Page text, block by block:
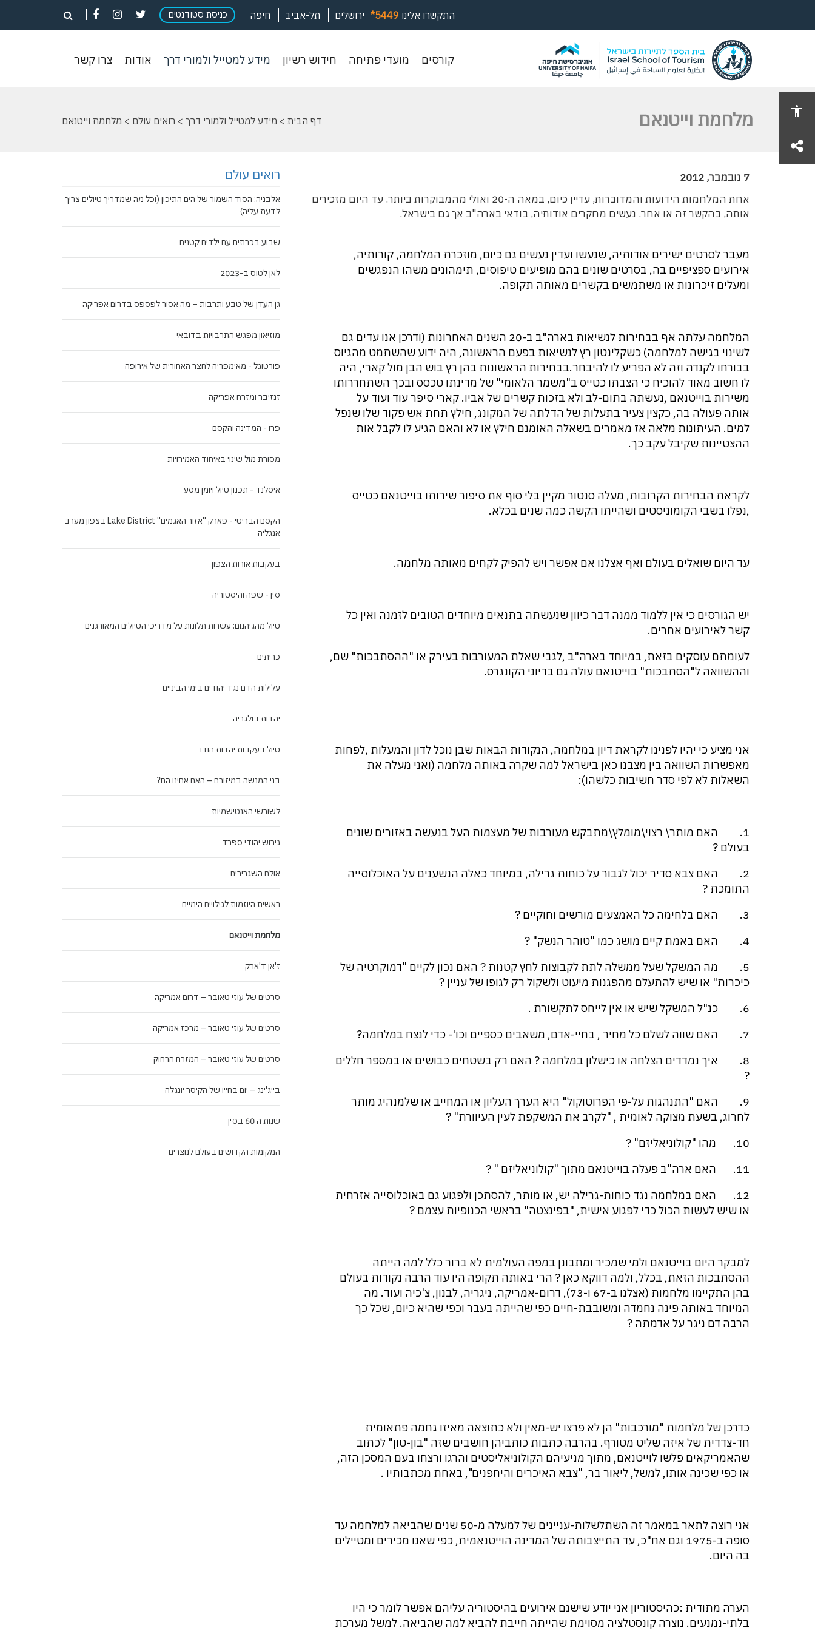
share
פתח
חיפוש
כניסת סטודנטים פתחפתח
חיפוש
פתח
חיפוש
ירושלים תל-אביב חיפה התקשרו אלינו *5449
קורסים קורסים
מועדי פתיחה מועדי
חידוש רשיון חידוש
מידע למטייל ולמורי דרךמידעאודות אודות
צרו קשרצרו
מלחמת וייטנאם דף הבית > מידע למטייל ולמורי דרך > רואים עולם > מלחמת וייטנאם
7 נובמבר, 2012
אחת המלחמות הידועות והמדוברות, עדיין כיום, במאה ה-20 ואולי מהמבוקרות ביותר. עד היום מזכירים
אותה, בהקשר זה או אחר. נעשים מחקרים אודותיה, בודאי בארה"ב אך גם בישראל.
מעבר לסרטים ישירים אודותיה, שנעשו ועדין נעשים גם כיום, מוזכרת המלחמה, קורותיה,
אירועים ספציפיים בה, בסרטים שונים בהם מופיעים טיפוסים, תימהונים משהו הנפגשים
ומעלים זיכרונות או משתמשים בקשרים מאותה תקופה.
המלחמה עלתה אף בבחירות לנשיאות בארה"ב ב-20 השנים האחרונות (ודרכן אנו עדים גם
לשינוי בגישה למלחמה) כשקלינטון רץ לנשיאות בפעם הראשונה, היה ידוע שהשתמט מהגיוס
בבורחו לקנדה וזה לא הפריע לו להיבחר.בבחירות הראשונות בהן רץ בוש הבן מול קארי, היה
לו חשוב מאוד להוכיח כי הצבתו כטייס ב"משמר הלאומי" של מדינתו טכסס ובכך השתחררותו
משירות בוייטנאם ,נעשתה בתום-לב ולא בזכות קשרים של אביו. קארי סיפר עוד ועוד על
אותה פעולה בה, כקצין צעיר בתעלות של הדלתה של המקונג, חילץ תחת אש פקוד שלו שנפל
למים. העיתונות מלאה אז מאמרים בשאלה האומנם חילץ או לא והאם הגיע לו לקבל אות
ההצטיינות שקיבל עקב כך.
לקראת הבחירות הקרובות, מעלה סנטור מקיין בלי סוף את סיפור שירותו בוייטנאם כטייס
,נפלו בשבי הקומוניסטים ושהייתו הקשה כמה שנים בכלא.
עד היום שואלים בעולם ואף אצלנו אם אפשר ויש להפיק לקחים מאותה מלחמה.
יש הגורסים כי אין ללמוד ממנה דבר כיוון שנעשתה בתנאים מיוחדים הטובים לזמנה ואין כל
קשר לאירועים אחרים.
לעומתם עוסקים בזאת, במיוחד בארה"ב ,לגבי שאלת המעורבות בעירק או "ההסתבכות" שם,
וההשוואה ל"הסתבכות" בוייטנאם עולה גם בדיוני הקונגרס.
אני מציע כי יהיו לפנינו לקראת דיון במלחמה, הנקודות הבאות שבן נוכל לדון והמעלות ,לפחות
מאפשרות השוואה בין מצבנו כאן בישראל למה שקרה באותה מלחמה (ואני מעלה את
השאלות לא לפי סדר חשיבות כלשהו):
1. האם מותר\ רצוי\מומלץ\מתבקש מעורבות של מעצמות העל בנעשה באזורים שונים
בעולם ?
2. האם צבא סדיר יכול לגבור על כוחות גרילה, במיוחד כאלה הנשענים על האוכלוסייה
התומכת ?
3. האם בלחימה כל האמצעים מורשים וחוקיים ?
4. האם באמת קיים מושג כמו "טוהר הנשק" ?
5. מה המשקל שעל ממשלה לתת לקבוצות לחץ קטנות ? האם נכון לקיים "דמוקרטיה של
כיכרות" או שיש להתעלם מהפגנות מיעוט ולשקול רק לגופו של עניין ?
6. כנ"ל המשקל שיש או אין לייחס לתקשורת .
7. האם שווה לשלם כל מחיר , בחיי-אדם, משאבים כספיים וכו'- כדי לנצח במלחמה?
8. איך נמדדים הצלחה או כישלון במלחמה ? האם רק בשטחים כבושים או במספר חללים
?
9. האם "התנהגות על-פי הפרוטוקול" היא הערך העליון או המחייב או שלמנהיג מותר
לחרוג, בשעת מצוקה לאומית , "לקרב את המשקפת לעין העיוורת" ?
10. מהו "קולוניאליזם" ?
11. האם ארה"ב פעלה בוייטנאם מתוך "קולוניאליזם " ?
12. האם במלחמה נגד כוחות-גרילה יש, או מותר, להסתכן ולפגוע גם באוכלוסייה אזרחית
או שיש לעשות הכול כדי לפגוע אישית, "בפינצטה" בראשי הכנופיות עצמם ?
למבקר היום בוייטנאם ולמי שמכיר ומתבונן במפה העולמית לא ברור כלל למה הייתה
ההסתבכות הזאת, בכלל, ולמה דווקא כאן ? הרי באותה תקופה היו עוד הרבה נקודות בעולם
בהן התקיימו מלחמות (אצלנו ב-67 ו-73), דרום-אמריקה, ניגריה, לבנון, צ'כיה ועוד. מה
המיוחד באותה פינה נחמדה ומשובבת-חיים כפי שהייתה בעבר וכפי שהיא כיום, שכל כך
הרבה דם ניגר על אדמתה ?
כדרכן של מלחמות "מורכבות" הן לא פרצו יש-מאין ולא כתוצאה מאיזו גחמה פתאומית
חד-צדדית של איזה שליט מטורף. בהרבה כתבות כותביהן חושבים שזה "בון-טון" לכתוב
שהאמריקאים פלשו לוייטנאם, מתוך מניעיהם הקולוניאליסטים והרגו ורצחו בעם המסכן הזה,
או כפי שכינה אותו, למשל, ליאור בר, "צבא האיכרים והיחפנים", באחת מכתבותיו .
אני רוצה לתאר במאמר זה השתלשלות-עניינים של למעלה מ-50 שנים שהביאה למלחמה עד
סופה ב-1975 וגם אח"כ, עד התייצבותה של המדינה הוייטנאמית, כפי שאנו מכירים ומטיילים
בה היום.
הערה מתודית :כהיסטוריון אני יודע שישנם אירועים בהיסטוריה עליהם אפשר לומר כי היו
בלתי-נמנעים. נוצרה קונסטלציה מסוימת שהייתה חייבת להביא למה שהביאה. למשל מערכת
רואים עולם
אלבניה: הסוד השמור של הים התיכון (וכל מה שמדריך טיולים צריך
לדעת עליה)
שבוע בכרתים עם ילדים קטנים
לאן לטוס ב-2023
גן העדן של טבע ותרבות – מה אסור לפספס בדרום אפריקה
מוזיאון מפגש התרבויות בדובאי
פורטוגל - מאימפריה לחצר האחורית של אירופה
זנזיבר ומזרח אפריקה
פרו - המדינה והקסם
מסורת מול שינוי באיחוד האמירויות
איסלנד - תכנון טיול ויומן מסע
הקסם הבריטי - פארק ''אזור האגמים'' Lake District בצפון מערב
אנגליה
בעקבות אורות הצפון
סין - שפה והיסטוריה
טיול מהגיהנום: עשרות תלונות על מדריכי הטיולים המאורגנים
כריתים
עלילות הדם נגד יהודים בימי הביניים
יהדות בולגריה
טיול בעקבות יהדות הודו
בני המנשה במיזורם – האם אחינו הם?
לשורשי האנטישמיות
גירוש יהודי ספרד
אולם השגרירים
ראשית היוזמות לגילויים הימיים
מלחמת וייטנאם
ז'אן ד'ארק
סרטים של עוזי טאובר – דרום אמריקה
סרטים של עוזי טאובר – מרכז אמריקה
סרטים של עוזי טאובר – המזרח הרחוק
בייג'ינג – יום בחייו של הקיסר יונגלה
שנות ה 60 בסין
המקומות הקדושים בעולם לנוצרים